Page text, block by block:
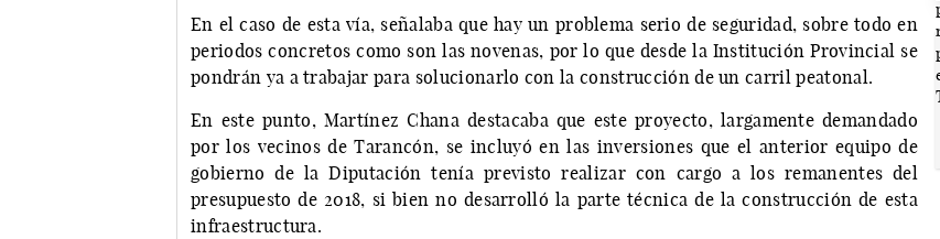
En el caso de esta vía, señalaba que hay un problema serio de seguridad, sobre todo en
periodos concretos como son las novenas, por lo que desde la Institución Provincial se
pondrán ya a trabajar para solucionarlo con la construcción de un carril peatonal.
En este punto, Martínez Chana destacaba que este proyecto, largamente demandado
por los vecinos de Tarancón, se incluyó en las inversiones que el anterior equipo de
gobierno de la Diputación tenía previsto realizar con cargo a los remanentes del
presupuesto de 2018, si bien no desarrolló la parte técnica de la construcción de esta
infraestructura.